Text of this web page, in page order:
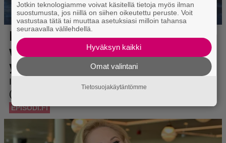
Jotkin teknologiamme voivat käsitellä tietoja myös ilman
suostumusta, jos niillä on siihen oikeutettu peruste. Voit
vastustaa tätä tai muuttaa asetuksiasi milloin tahansa
seuraavalla välilehdellä.
Hyväksyn kaikki
Omat valintani
Tietosuojakäytäntömme